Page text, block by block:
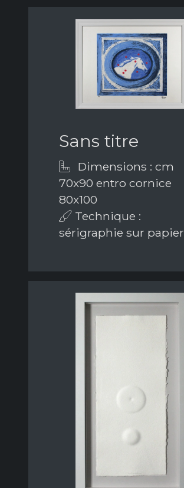
Sans titre
Dimensions : cm
70x90 entro cornice
80x100
Technique :
sérigraphie sur papier